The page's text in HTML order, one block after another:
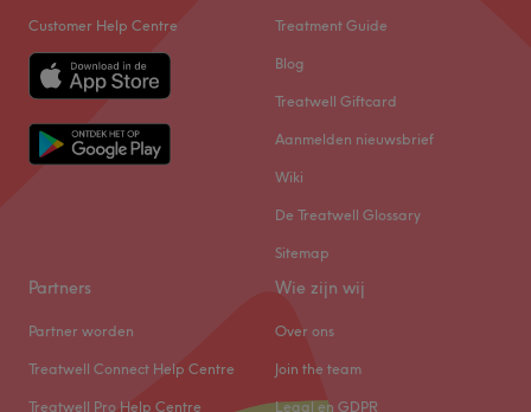
Customer Help Centre Treatment Guide
Blog
Treatwell Giftcard
Aanmelden nieuwsbrief
Wiki
De Treatwell Glossary
Sitemap
Partners
Partner worden
Treatwell Connect Help Centre
Treatwell Pro Help Centre
Wie zijn wij
Over ons
Join the team
Legal en GDPR